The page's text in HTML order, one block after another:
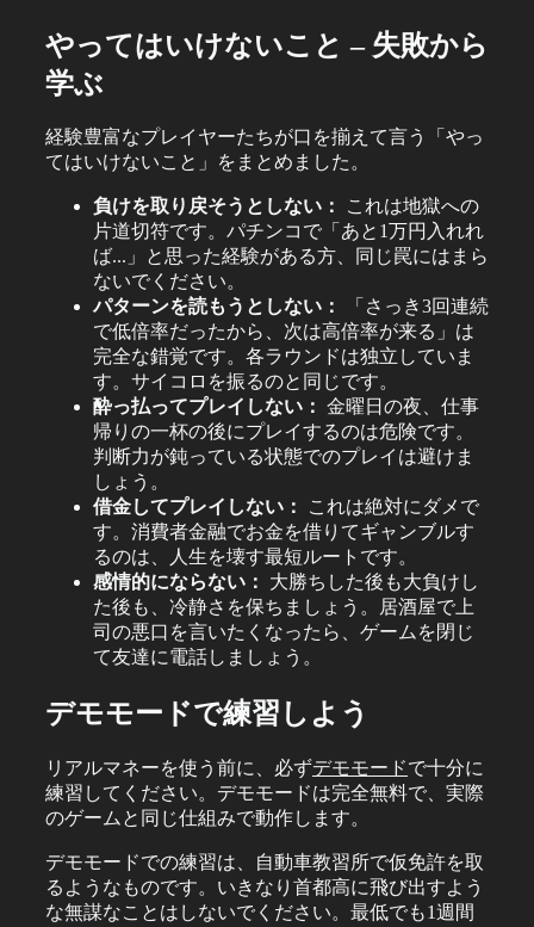
やってはいけないこと – 失敗から
学ぶ
経験豊富なプレイヤーたちが口を揃えて言う「やっ
てはいけないこと」をまとめました。
負けを取り戻そうとしない：
これは地獄への
片道切符です。パチンコで「あと1万円入れれ
ば...」と思った経験がある方、同じ罠にはまら
ないでください。
パターンを読もうとしない：
「さっき3回連続
で低倍率だったから、次は高倍率が来る」は
完全な錯覚です。各ラウンドは独立していま
す。サイコロを振るのと同じです。
酔っ払ってプレイしない： 金曜日の夜、仕事
帰りの一杯の後にプレイするのは危険です。
判断力が鈍っている状態でのプレイは避けま
しょう。
借金してプレイしない：
これは絶対にダメで
す。消費者金融でお金を借りてギャンブルす
るのは、人生を壊す最短ルートです。
感情的にならない：
大勝ちした後も大負けし
た後も、冷静さを保ちましょう。居酒屋で上
司の悪口を言いたくなったら、ゲームを閉じ
て友達に電話しましょう。
デモモードで練習しよう
リアルマネーを使う前に、必ずデモモードで十分に
練習してください。デモモードは完全無料で、実際
のゲームと同じ仕組みで動作します。
デモモードでの練習は、自動車教習所で仮免許を取
るようなものです。いきなり首都高に飛び出すよう
な無謀なことはしないでください。最低でも1週間